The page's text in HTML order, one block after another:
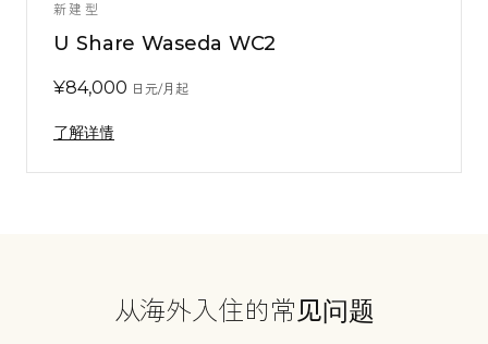
新建型
U Share Waseda WC2
¥84,000 日元/月起
了解详情
从海外入住的常见问题